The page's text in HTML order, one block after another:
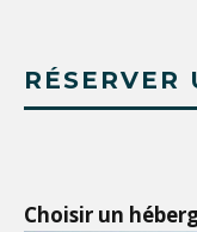
RÉSERVER
Choisir un